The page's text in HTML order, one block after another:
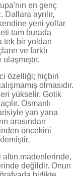
en genç
Dallara ayrılır,
yeni yollar
tam burada
tek bir yoldan
ve farklı
özelliği; hiçbiri
olmasıdır.
yükselir. Gotik
Osmanlı
yan yana
arasından
öncekini
madenlerinde,
değildir. Onun